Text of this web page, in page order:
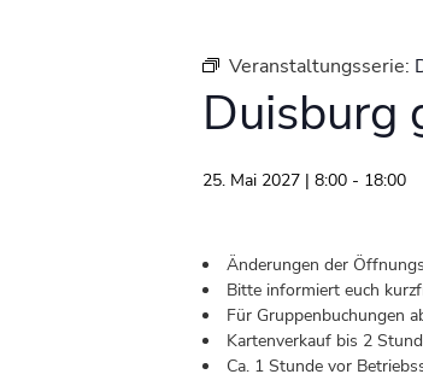
Veranstaltungsserie:
Duisburg
25. Mai 2027 | 8:00 - 18:00
Änderungen der
Bitte informiert euch
Für Gruppenbuchungen
Kartenverkauf bis 2
Ca. 1 Stunde vor